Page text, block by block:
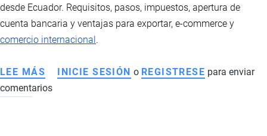
desde Ecuador. Requisitos, pasos, impuestos, apertura de
cuenta bancaria y ventajas para exportar, e-commerce y
comercio internacional .
LEE MÁS SOBRE
CÓMO
INICIE SESIÓN o REGISTRESE para enviar
comentarios